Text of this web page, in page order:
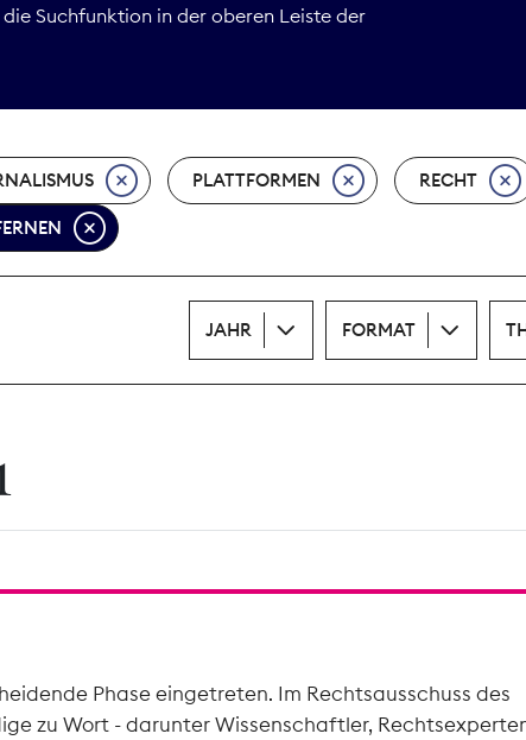
Print
Suchfunktion in der oberen Leiste der
PLATTFORMEN RECHT
JAHR FORMAT
Phase eingetreten. Im Rechtsausschuss des
zu Wort - darunter Wissenschaftler,